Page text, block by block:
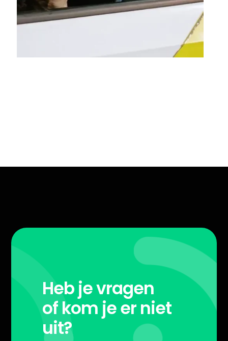
Heb je vragen
of kom je er niet
uit?